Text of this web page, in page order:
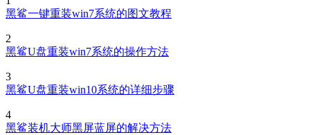
黑鲨一键重装win7系统的图文教程
2
黑鲨U盘重装win7系统的操作方法
3
黑鲨U盘重装win10系统的详细步骤
4
黑鲨装机大师黑屏蓝屏的解决方法